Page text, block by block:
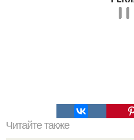
Читайте также